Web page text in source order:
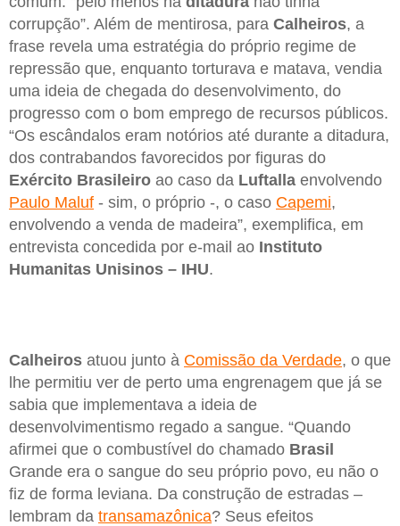
corrupção”. Além de mentirosa, para Calheiros, a
frase revela uma estratégia do próprio regime de
repressão que, enquanto torturava e matava, vendia
uma ideia de chegada do desenvolvimento, do
progresso com o bom emprego de recursos públicos.
“Os escândalos eram notórios até durante a ditadura,
dos contrabandos favorecidos por figuras do
Exército Brasileiro ao caso da Luftalla envolvendo
Paulo Maluf - sim, o próprio -, o caso Capemi,
envolvendo a venda de madeira”, exemplifica, em
entrevista concedida por e-mail ao Instituto
Humanitas Unisinos – IHU.
Calheiros atuou junto à Comissão da Verdade, o que
lhe permitiu ver de perto uma engrenagem que já se
sabia que implementava a ideia de
desenvolvimentismo regado a sangue. “Quando
afirmei que o combustível do chamado Brasil
Grande era o sangue do seu próprio povo, eu não o
fiz de forma leviana. Da construção de estradas –
lembram da transamazônica? Seus efeitos